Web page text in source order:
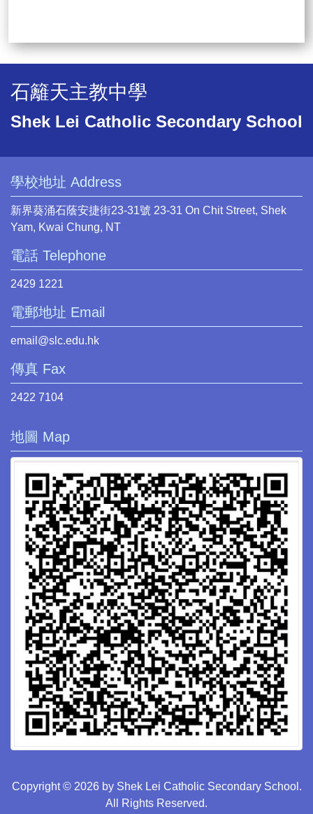
石籬天主教中學
Shek Lei Catholic Secondary School
學校地址 Address
新界葵涌石蔭安捷街23-31號 23-31 On Chit Street, Shek
Yam, Kwai Chung, NT
電話 Telephone
2429 1221
電郵地址 Email
email@slc.edu.hk
傳真 Fax
2422 7104
地圖 Map
Copyright © 2026 by Shek Lei Catholic Secondary School.
All Rights Reserved.